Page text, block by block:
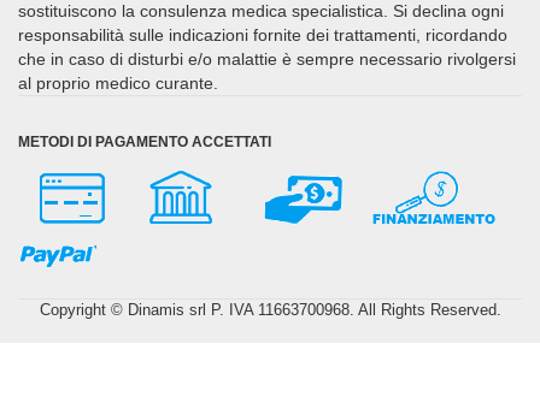
sostituiscono la consulenza medica specialistica. Si declina ogni
responsabilità sulle indicazioni fornite dei trattamenti, ricordando
che in caso di disturbi e/o malattie è sempre necessario rivolgersi
al proprio medico curante.
METODI DI PAGAMENTO ACCETTATI
Copyright © Dinamis srl P. IVA 11663700968. All Rights Reserved.